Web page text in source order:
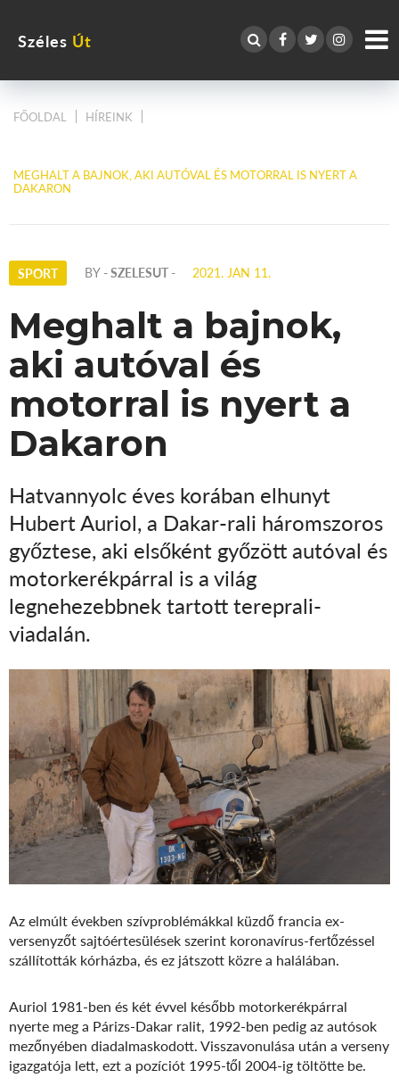
Széles Út
FŐOLDAL HÍREINK
MEGHALT A BAJNOK, AKI AUTÓVAL ÉS MOTORRAL IS NYERT A
DAKARON
SPORT BY- SZELESUT - 2021. JAN 11.
Meghalt a bajnok,
aki autóval és
motorral is nyert a
Dakaron
Hatvannyolc éves korában elhunyt
Hubert Auriol, a Dakar-rali háromszoros
győztese, aki elsőként győzött autóval és
motorkerékpárral is a világ
legnehezebbnek tartott tereprali-
viadalán.
Az elmúlt években szívproblémákkal küzdő francia ex-
versenyzőt sajtóértesülések szerint koronavírus-fertőzéssel
szállították kórházba, és ez játszott közre a halálában.
Auriol 1981-ben és két évvel később motorkerékpárral
nyerte meg a Párizs-Dakar ralit, 1992-ben pedig az autósok
mezőnyében diadalmaskodott. Visszavonulása után a verseny
igazgatója lett, ezt a pozíciót 1995-től 2004-ig töltötte be.